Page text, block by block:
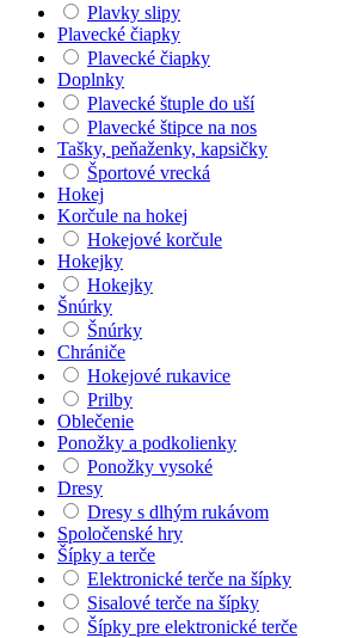
Plavky slipy
Plavecké čiapky
Plavecké čiapky
Doplnky
Plavecké štuple do uší
Plavecké štipce na nos
Tašky, peňaženky, kapsičky
Športové vrecká
Hokej
Korčule na hokej
Hokejové korčule
Hokejky
Hokejky
Šnúrky
Šnúrky
Chrániče
Hokejové rukavice
Prilby
Oblečenie
Ponožky a podkolienky
Ponožky vysoké
Dresy
Dresy s dlhým rukávom
Spoločenské hry
Šípky a terče
Elektronické terče na šípky
Sisalové terče na šípky
Šípky pre elektronické terče